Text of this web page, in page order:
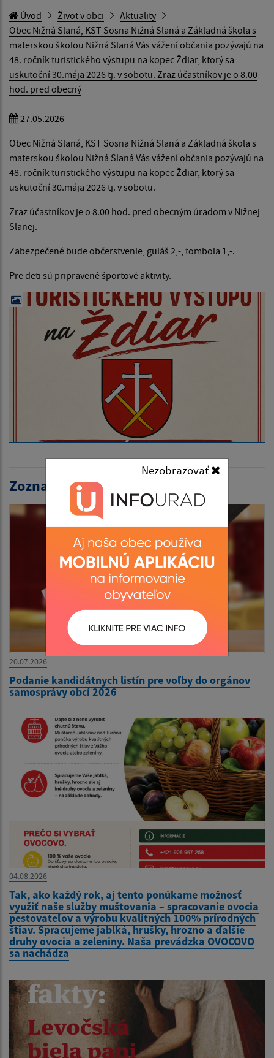
Nezobrazovať
Úvod Život v obci
Aktuality
Obec Nižná Slaná, KST Sosna Nižná Slaná a Základná škola s
materskou školou Nižná Slaná Vás vážení občania pozývajú na
48. ročník turistického výstupu na kopec Ždiar, ktorý sa
uskutoční 30.mája 2026 tj. v sobotu. Zraz účastníkov je o 8.00
hod. pred obecný
27.05.2026
Obec Nižná Slaná, KST Sosna Nižná Slaná a Základná škola s
materskou školou Nižná Slaná Vás vážení občania pozývajú na
48. ročník turistického výstupu na kopec Ždiar, ktorý sa
uskutoční 30.mája 2026 tj. v sobotu.
Zraz účastníkov je o 8.00 hod. pred obecným úradom v Nižnej
Slanej.
Zabezpečené bude občerstvenie, guláš 2,-, tombola 1,-.
Pre deti sú pripravené športové aktivity.
Zoznam aktualít:
20.07.2026
Podanie kandidátnych listín pre voľby do orgánov
samosprávy obcí 2026
04.08.2026
Tak, ako každý rok, aj tento ponúkame možnosť
využiť naše služby muštovania – spracovanie ovocia
pestovateľov a výrobu kvalitných 100% prírodných
štiav. Spracujeme jablká, hrušky, hrozno a ďalšie
druhy ovocia a zeleniny. Naša prevádzka OVOCOVO
sa nachádza